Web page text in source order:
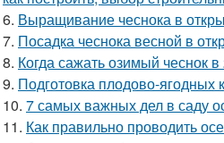
6. Выращивание чеснока в
7. Посадка чеснока весной в
8. Когда сажать озимый чеснок
9. Подготовка плодово-ягодных
10. 7 самых важных дел в саду
11. Как правильно проводить